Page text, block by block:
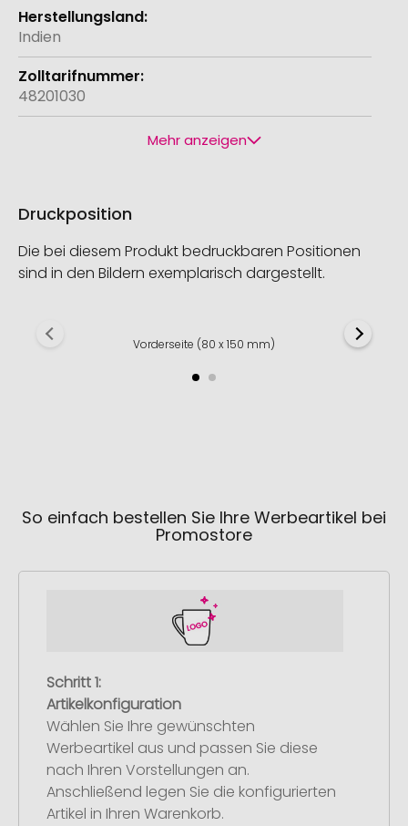
Indien
48201030
Mehr anzeigen
Druckposition
Die bei diesem Produkt bedruckbaren Positionen
sind in den Bildern exemplarisch dargestellt.
Vorderseite (80 x 150 mm)
So einfach bestellen Sie Ihre Werbeartikel bei
Promostore
Schritt 1:
Artikelkonfiguration
Wählen Sie Ihre gewünschten
Werbeartikel aus und passen Sie diese
nach Ihren Vorstellungen an.
Anschließend legen Sie die konfigurierten
Artikel in Ihren Warenkorb.